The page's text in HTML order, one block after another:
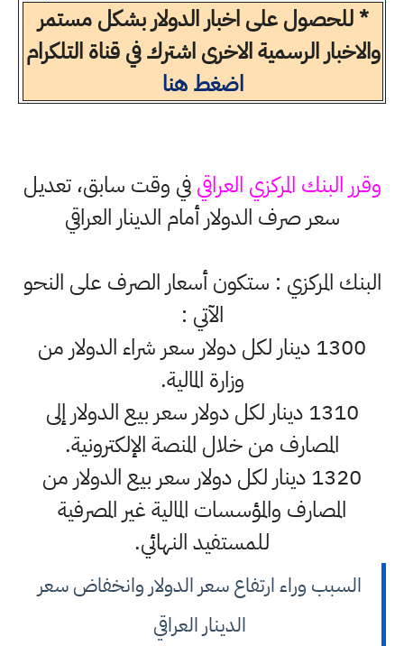
* للحصول على اخبار الدولار بشكل مستمر
والاخبار الرسمية الاخرى اشترك في قناة التلكرام
اضغط هنا
وقرر البنك المركزي العراقيفي وقت سابق، تعديل
سعر صرف الدولار أمام الدينار العراقي
البنك المركزي : ستكون أسعار الصرف على النحو
الآتي :
1300 دينار لكل دولار سعر شراء الدولار من
وزارة المالية.
1310 دينار لكل دولار سعر بيع الدولار إلى
المصارف من خلال المنصة الإلكترونية.
1320 دينار لكل دولار سعر بيع الدولار من
المصارف والمؤسسات المالية غير المصرفية
للمستفيد النهائي.
السبب وراء ارتفاع سعر الدولار وانخفاض سعر
الدينار العراقي